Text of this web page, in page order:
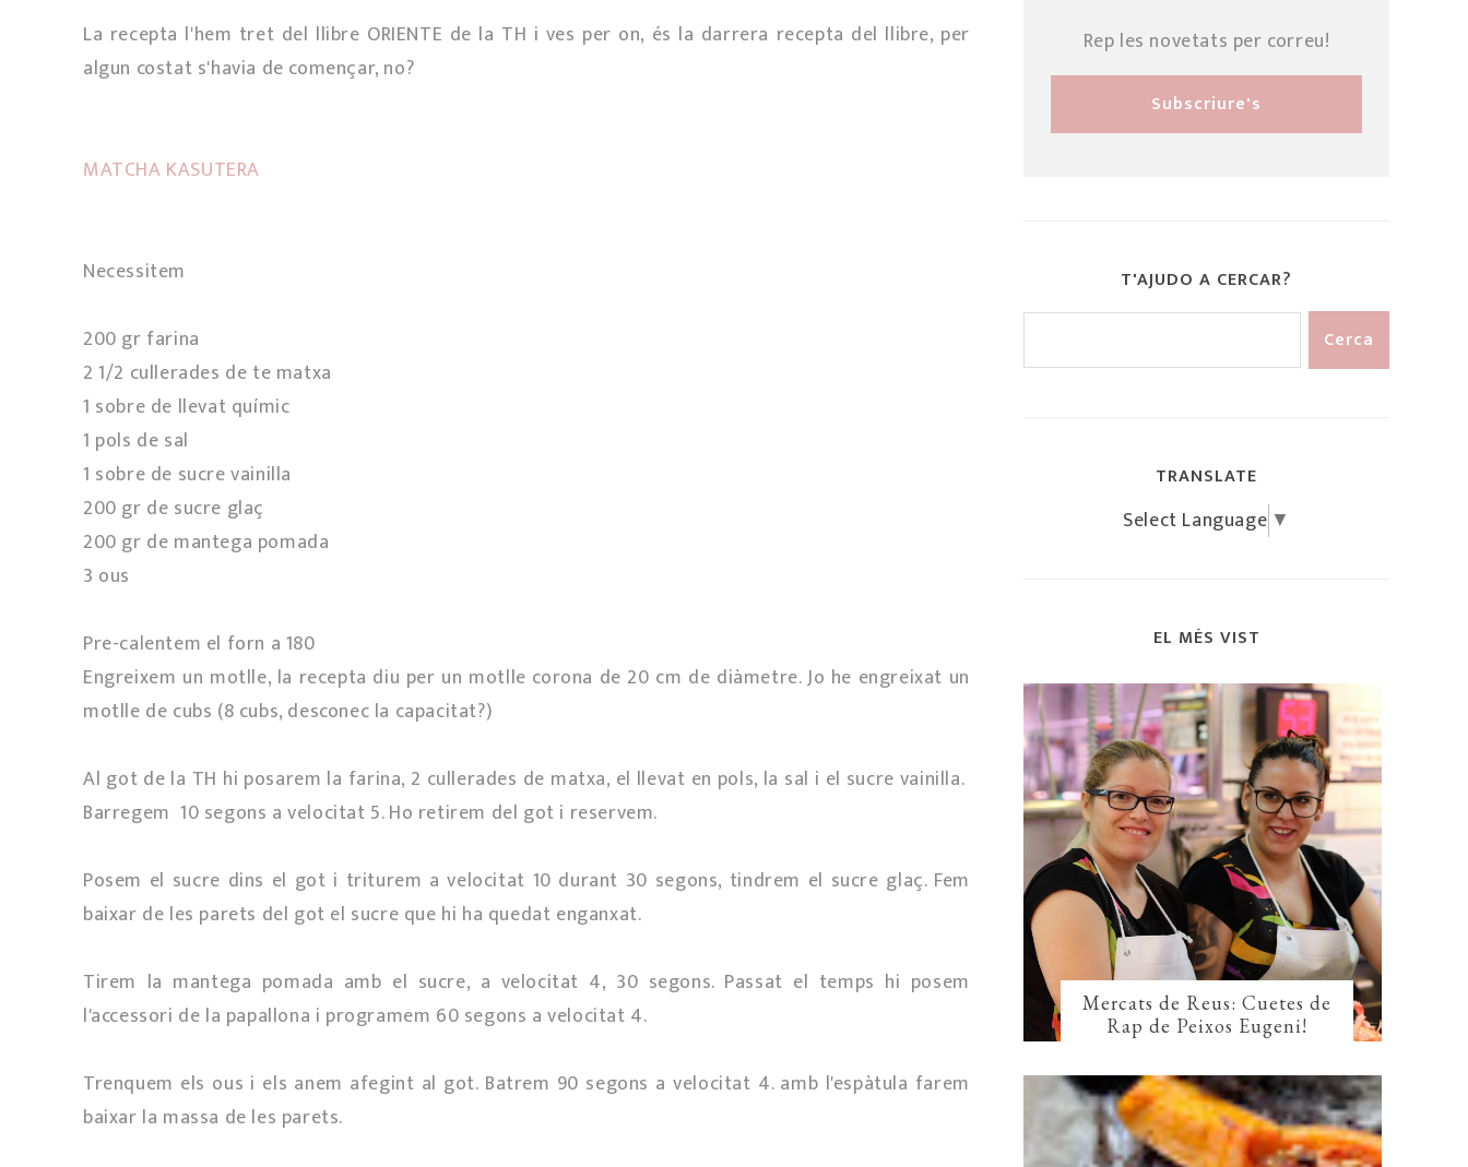
La recepta l'hem tret del llibre ORIENTE de la TH i ves per on, és la darrera recepta del llibre, per
algun costat s'havia de començar, no?
MATCHA KASUTERA
Necessitem
200 gr farina
2 1/2 cullerades de te matxa
1 sobre de llevat químic
1 pols de sal
1 sobre de sucre vainilla
200 gr de sucre glaç
200 gr de mantega pomada
3 ous
Pre-calentem el forn a 180º
Engreixem un motlle, la recepta diu per un motlle corona de 20 cm de diàmetre. Jo he engreixat un
motlle de cubs (8 cubs, desconec la capacitat?)
Al got de la TH hi posarem la farina, 2 cullerades de matxa, el llevat en pols, la sal i el sucre vainilla.
Barregem 10 segons a velocitat 5. Ho retirem del got i reservem.
Posem el sucre dins el got i triturem a velocitat 10 durant 30 segons, tindrem el sucre glaç. Fem
baixar de les parets del got el sucre que hi ha quedat enganxat.
Tirem la mantega pomada amb el sucre, a velocitat 4, 30 segons. Passat el temps hi posem
l'accessori de la papallona i programem 60 segons a velocitat 4.
Trenquem els ous i els anem afegint al got. Batrem 90 segons a velocitat 4. amb l'espàtula farem
baixar la massa de les parets.
Rep les novetats per correu!
T'AJUDO A CERCAR?
TRANSLATE
Select Language ▼
EL MÉS VIST
Mercats de Reus: Cuetes de
Rap de Peixos Eugeni!